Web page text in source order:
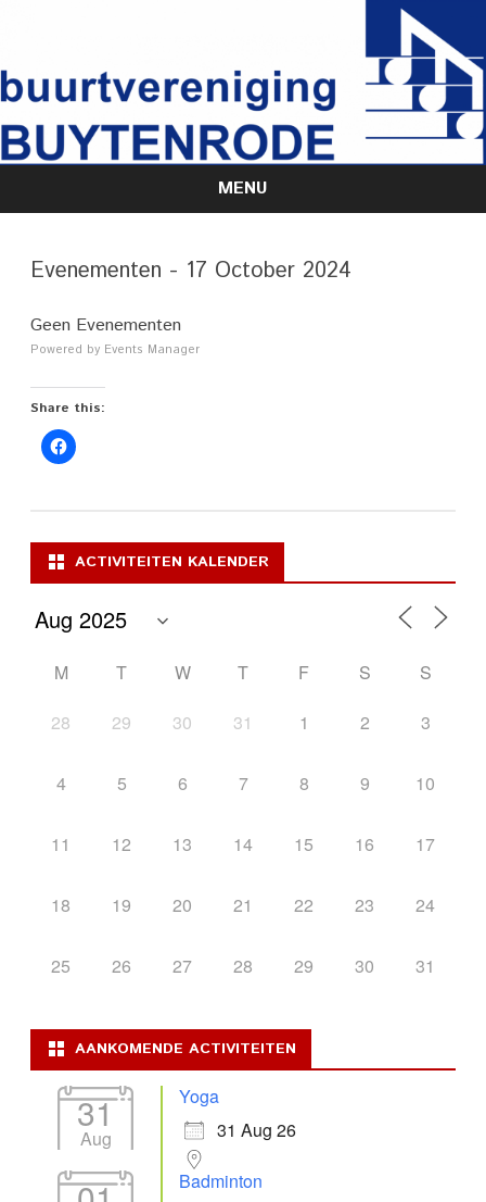
MENU
Skip
content
Evenementen - 17 October 2024
Geen Evenementen
Powered by Events Manager
Share this:
ACTIVITEITEN KALENDER
M T W T F S
S
28
29 30 31 1 2 3
4 5 6 7 8 9 10
11 12 13 14 15 16 17
18 19 20 21 22 23 24
25 26 27 28 29 30 31
AANKOMENDE ACTIVITEITEN
31
Aug
Yoga
31 Aug 26
Badminton